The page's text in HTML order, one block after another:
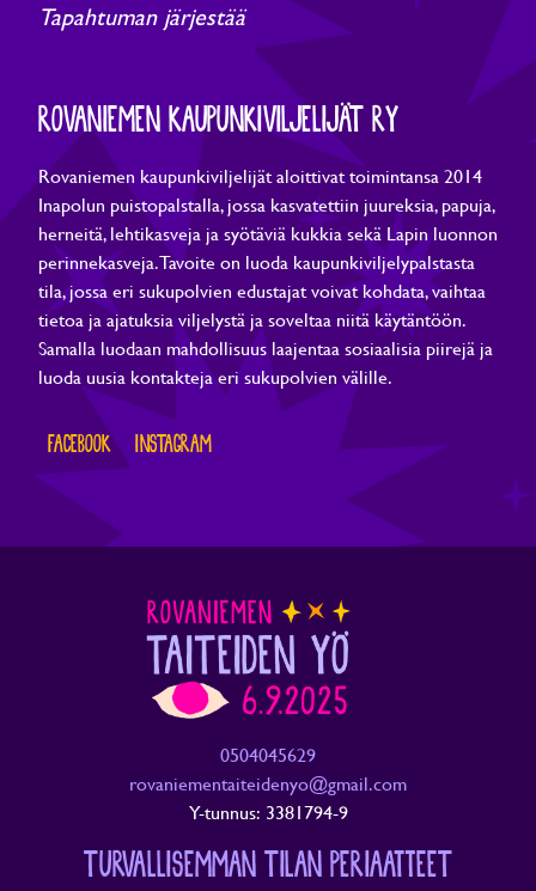
Tapahtuman järjestää
ROVANIEMEN KAUPUNKIVILJELIJÄT RY
Rovaniemen kaupunkiviljelijät aloittivat toimintansa 2014
Inapolun puistopalstalla, jossa kasvatettiin juureksia, papuja,
herneitä, lehtikasveja ja syötäviä kukkia sekä Lapin luonnon
perinnekasveja. Tavoite on luoda kaupunkiviljelypalstasta
tila, jossa eri sukupolvien edustajat voivat kohdata, vaihtaa
tietoa ja ajatuksia viljelystä ja soveltaa niitä käytäntöön.
Samalla luodaan mahdollisuus laajentaa sosiaalisia piirejä ja
luoda uusia kontakteja eri sukupolvien välille.
FACEBOOK INSTAGRAM
0504045629
rovaniementaiteidenyo@gmail.com
Y-tunnus: 3381794-9
TURVALLISEMMAN TILAN PERIAATTEET